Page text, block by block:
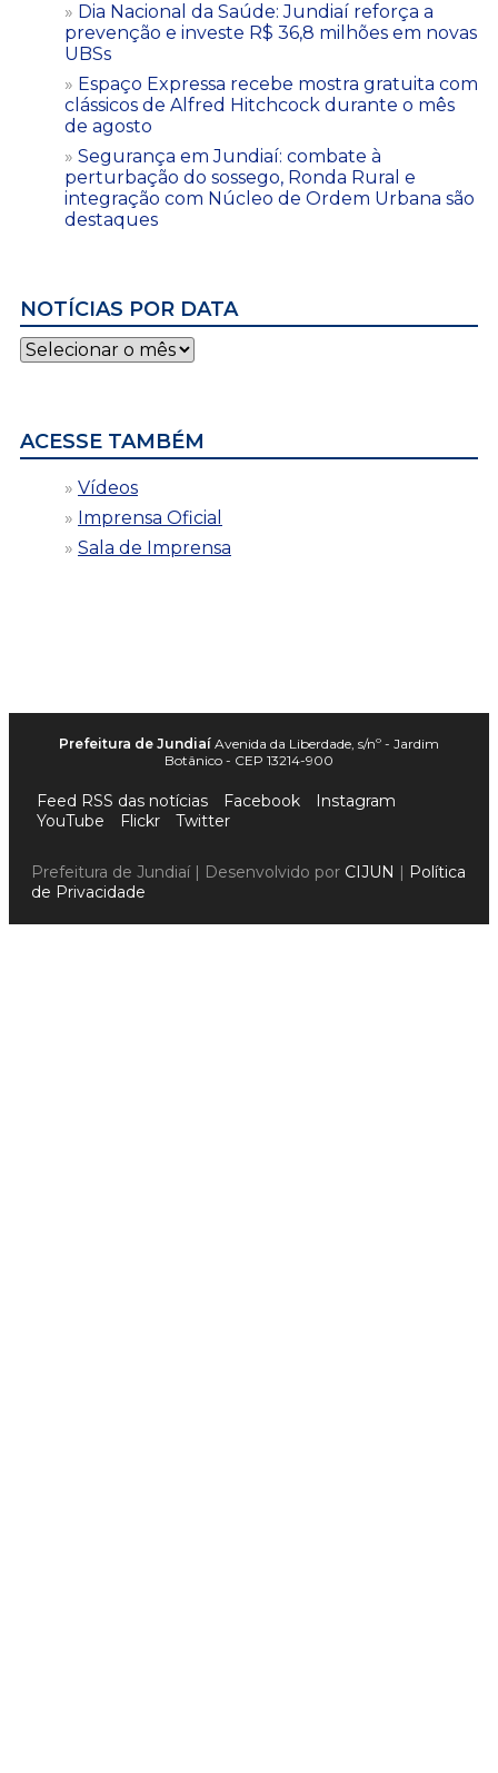
Dia Nacional da Saúde: Jundiaí reforça a
prevenção e investe R$ 36,8 milhões em novas
UBSs
Espaço Expressa recebe mostra gratuita com
clássicos de Alfred Hitchcock durante o mês
de agosto
Segurança em Jundiaí: combate à
perturbação do sossego, Ronda Rural e
integração com Núcleo de Ordem Urbana são
destaques
NOTÍCIAS POR DATA
Notícias
por
ACESSE TAMBÉM
Vídeos
Imprensa Oficial
Sala de Imprensa
Prefeitura de Jundiaí Avenida da Liberdade, s/nº - Jardim
Botânico - CEP 13214-900
Feed RSS das notícias Facebook
Instagram
YouTube
Flickr Twitter
Prefeitura de Jundiaí | Desenvolvido por CIJUN | Política
de Privacidade